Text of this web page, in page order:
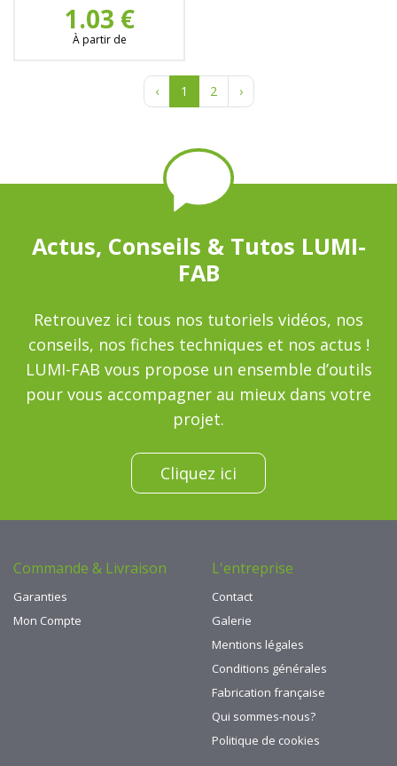
1.03 €
À partir de
‹ 1 2 ›
Actus, Conseils & Tutos LUMI-
FAB
Retrouvez ici tous nos tutoriels vidéos, nos
conseils, nos fiches techniques et nos actus !
LUMI-FAB vous propose un ensemble d’outils
pour vous accompagner au mieux dans votre
projet.
Cliquez ici
Commande & Livraison
Garanties
Mon Compte
L'entreprise
Contact
Galerie
Mentions légales
Conditions générales
Fabrication française
Qui sommes-nous?
Politique de cookies